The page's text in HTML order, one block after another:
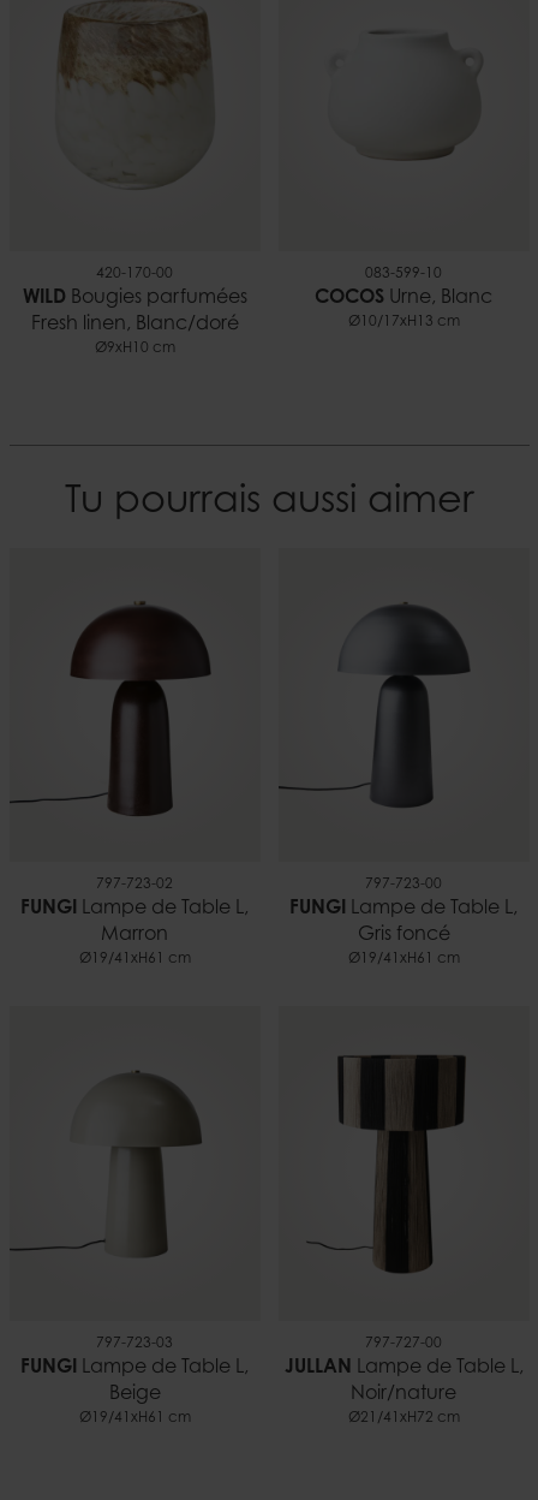
2,80
420-170-00
WILD Bougies parfumées
Fresh linen, Blanc/doré
Ø9xH10 cm
083-599-10
COCOS Urne, Blanc
Ø10/17xH13 cm
Tu pourrais aussi aimer
797-723-02
FUNGI Lampe de Table L,
Marron
Ø19/41xH61 cm
797-723-00
FUNGI Lampe de Table L,
Gris foncé
Ø19/41xH61 cm
797-723-03
FUNGI
Lampe de Table L,
Beige
Ø19/41xH61 cm
797-727-00
JULLAN
Lampe de Table L,
Noir/nature
Ø21/41xH72 cm